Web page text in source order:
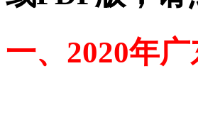
一、2020年